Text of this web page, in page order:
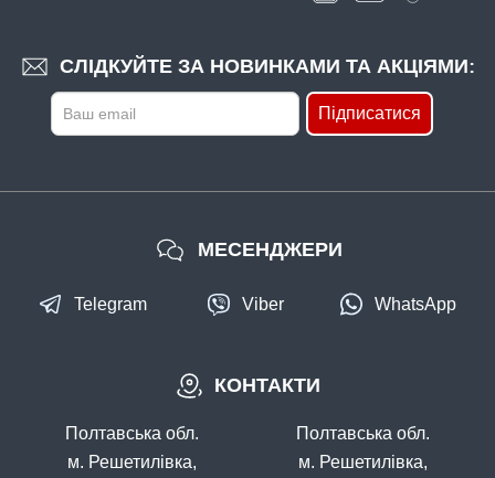
СЛІДКУЙТЕ ЗА НОВИНКАМИ ТА АКЦІЯМИ:
Підписатися
КОНТАКТИ
Полтавська обл.
м. Решетилівка,
Полтавська обл.
м. Решетилівка,
МЕСЕНДЖЕРИ
Telegram Viber WhatsApp